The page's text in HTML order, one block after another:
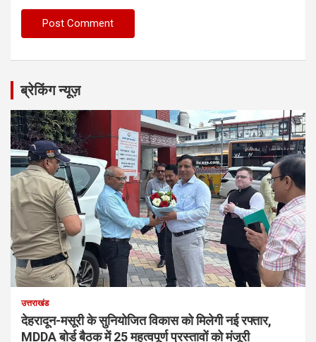
ब्रेकिंग न्यूज़
उत्तराखंड
देहरादून-मसूरी के सुनियोजित विकास को मिलेगी नई रफ्तार,
MDDA बोर्ड बैठक में 25 महत्वपूर्ण प्रस्तावों को मंजूरी